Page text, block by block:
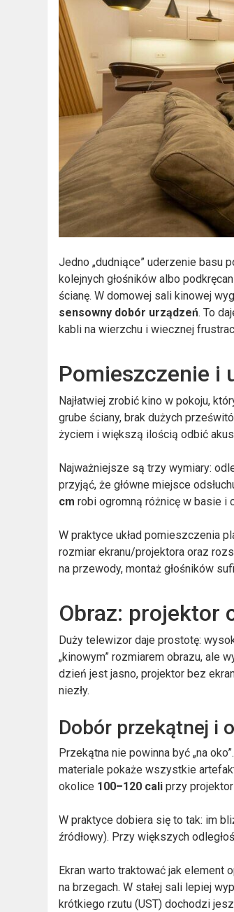
Jedno „dudniące” uderzenie basu
kolejnych głośników albo
ścianę. W domowej sali kinowej
sensowny dobór urządzeń. To
kabli na wierzchu i wiecznej
Pomieszczenie i
Najłatwiej zrobić kino w pokoju,
grube ściany, brak dużych
życiem i większą ilością odbić
Najważniejsze są trzy wymiary:
przyjąć, że główne miejsce
cm robi ogromną różnicę w basie i
W praktyce układ pomieszczenia
rozmiar ekranu/projektora oraz
na przewody, montaż głośników
Obraz: projektor
Duży telewizor daje prostotę:
„kinowym” rozmiarem obrazu, ale
dzień jest jasno, projektor bez
niezły.
Dobór przekątnej i
Przekątna nie powinna być „na
materiale pokaże wszystkie
okolice 100–120 cali przy
W praktyce dobiera się to tak: im
źródłowy). Przy większych
Ekran warto traktować jak element
na brzegach. W stałej sali lepiej
krótkiego rzutu (UST) dochodzi